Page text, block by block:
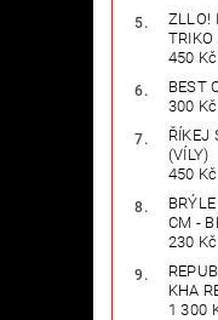
ZLLO!
TRIKO
450 Kč
BEST
300 Kč
ŘÍKEJ
(VÍLY)
450 Kč
CM -
230 Kč
KHA
1 300